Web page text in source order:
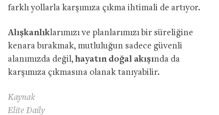
farklı yollarla karşımıza çıkma ihtimali de artıyor.
Alışkanlıklarımızı ve planlarımızı bir süreliğine
kenara bırakmak, mutluluğun sadece güvenli
alanımızda değil, hayatın doğal akışında da
karşımıza çıkmasına olanak tanıyabilir.
Kaynak
Elite Daily